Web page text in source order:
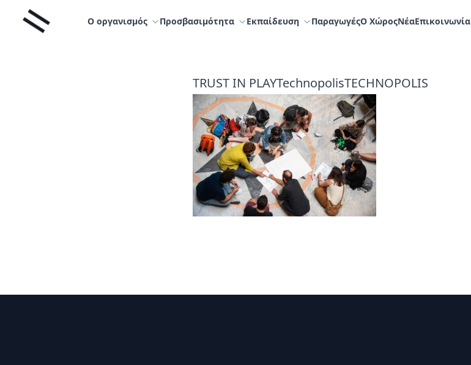
Μετάβαση
περιεχόμενο
Liminal Ο οργανισμός Προσβασιμότητα Εκπαίδευση ΠαραγωγέςΟ ΧώροςNέαΕπικοινωνία
TRUST IN PLAYTechnopolisTECHNOPOLIS